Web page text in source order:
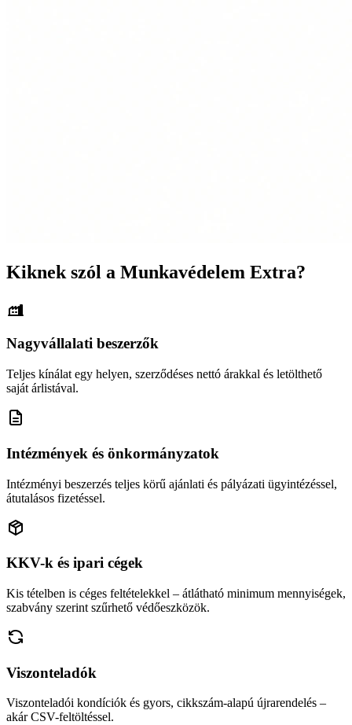
Kiknek szól a Munkavédelem Extra?
Nagyvállalati beszerzők
Teljes kínálat egy helyen, szerződéses nettó árakkal és letölthető
saját árlistával.
Intézmények és önkormányzatok
Intézményi beszerzés teljes körű ajánlati és pályázati ügyintézéssel,
átutalásos fizetéssel.
KKV-k és ipari cégek
Kis tételben is céges feltételekkel – átlátható minimum mennyiségek,
szabvány szerint szűrhető védőeszközök.
Viszonteladók
Viszonteladói kondíciók és gyors, cikkszám-alapú újrarendelés –
akár CSV-feltöltéssel.